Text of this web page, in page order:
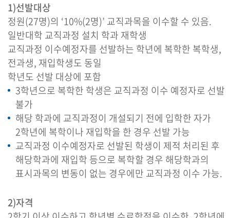
1)선발대상
정원(27명)의 ‘10%(2명)’ 교직과목을 이수할 수 있음.
일반대학 교직과정 설치 학과 재학생
교직과정 이수예정자를 선발하는 학년에 복학한 복학생,
전과생, 재입학생도 동일
학년도 선발 대상에 포함
3학년으로 복학한 학생은 교직과정 이수 예정자로 선발
불가
해당 학과에 교직과정이 개설되기 전에 입학한 자가
2학년에 복학이나 재입학을 한 경우 선발 가능
교직과정 이수예정자로 선발된 학생이 제적 처리된 후
해당학과에 재입학 등으로 복학할 경우 해당학과의
표시과목의 변동이 없는 경우에만 교직과정 이수 가능.
2)자격